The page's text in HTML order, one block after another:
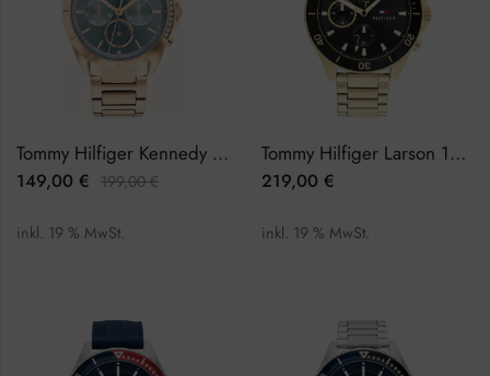
Tommy Hilfiger Kennedy 1782386 Damenuhr
149,00 € 199,00€
inkl. 19 % MwSt.
Tommy Hilfiger Larson 1791919 Herrenuhr
219,00 €
inkl. 19 % MwSt.